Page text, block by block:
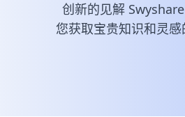
创新的见解 Swyshare
您获取宝贵知识和灵感